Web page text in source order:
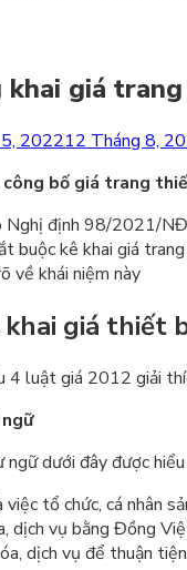
khai giá
202212 Tháng 8,
bố giá trang
định 98/2021/NĐ-
buộc kê khai giá
về khái niệm này
khai giá thiết
4 luật giá 2012 giải
dưới đây được hiểu
việc tổ chức, cá nhân
dịch vụ bằng Đồng
dịch vụ để thuận